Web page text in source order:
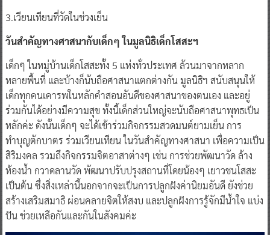
3.เวียนเทียนที่วัดในช่วงเย็น
วันสำคัญทางศาสนากับเด็กๆ ในมูลนิธิเด็กโสสะฯ
เด็กๆ ในหมู่บ้านเด็กโสสะทั้ง 5 แห่งทั่วประเทศ ล้วนมาจากหลาก
หลายพื้นที่ และบ้างก็นับถือศาสนาแตกต่างกัน มูลนิธิฯ สนับสนุนให้
เด็กทุกคนเคารพในหลักคำสอนอันดีของศาสนาของตนเอง และอยู่
ร่วมกันได้อย่างมีความสุข ทั้งนี้เด็กส่วนใหญ่จะนับถือศาสนาพุทธเป็น
หลักค่ะ ดังนั้นเด็กๆ จะได้เข้าร่วมกิจกรรมสวดมนต์ยามเย็น การ
ทำบุญตักบาตร ร่วมเวียนเทียน ในวันสำคัญทางศาสนา เพื่อความเป็น
สิริมงคล รวมถึงกิจกรรมจิตอาสาต่างๆ เช่น การช่วยพัฒนาวัด ล้าง
ห้องน้ำ กวาดลานวัด พัฒนาปรับปรุงสถานที่โดยน้องๆ เยาวชนโสสะ
เป็นต้น ซึ่งสิ่งเหล่านี้นอกจากจะเป็นการปลูกฝังค่านิยมอันดี ยังช่วย
สร้างเสริมสมาธิ ผ่อนคลายจิตให้สงบ และปลูกฝังการรู้จักมีน้ำใจ แบ่ง
ปัน ช่วยเหลือกันและกันในสังคมค่ะ